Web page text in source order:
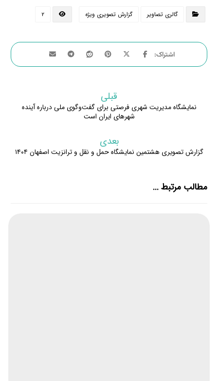
گالری تصاویر گزارش تصویری ویژه ۲
قبلی
نمایشگاه مدیریت شهری فرصتی برای گفت‌وگوی ملی درباره آینده
شهرهای ایران است
بعدی
گزارش تصویری هشتمین نمایشگاه حمل و نقل و ترانزیت اصفهان ۱۴۰۴
مطالب مرتبط ...